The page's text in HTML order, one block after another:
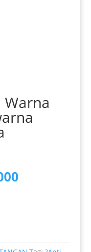
Warna
Harga